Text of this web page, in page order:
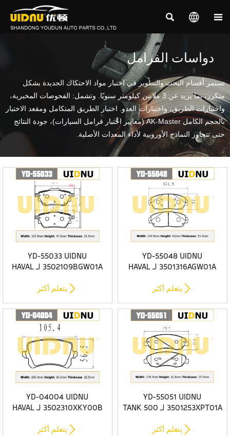
  
دواسات الفرامل
تستمر أقسام البحث والتطوير في اختبار مواد الاحتكاك الجديدة بشكل
متكرر، بما يزيد عن 3 ملايين كيلومتر سنويًا. وتشمل: الفحوصات المخبرية،
واختبارات الطريق، واختبارات العدو. اختبار الطريق المتكامل ومقعد الاختبار
بالحجم الكامل AK-Master (معايير اختبار فرامل السيارات)، جودة النتائج
حتى تتجاوز النماذج الأوروبية لأداء المعدات الأصلية.
YD-55033 UIDNU
3502109BGW01A لـ HAVAL
الخلفية المصنوعة من
السيراميك
يتعلم أكثر 
YD-55048 UIDNU
3501316AGW01A لـ HAVAL
الأمامية المصنوعة من
السيراميك
يتعلم أكثر 
YD-04004 UIDNU
3502310XKY00B لـ HAVAL
سيراميك خلفية فاخرة
يتعلم أكثر 
YD-55051 UIDNU
3501253XPT01A لـ TANK 500
الأمامية
يتعلم أكثر 